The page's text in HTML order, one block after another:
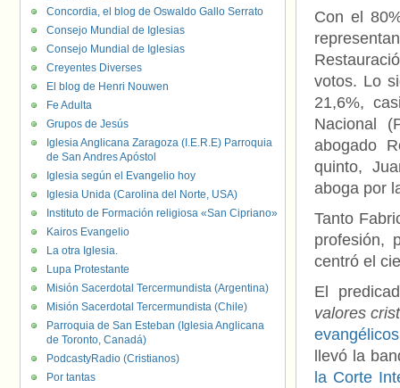
Con el
votos. Lo
21,6%,
Nacional
abogado
quinto,
aboga por
Tanto
profesión,
centró el
El
valores
llevó la
la Corte
Concordia, el blog de Oswaldo Gallo Serrato
Consejo Mundial de Iglesias
Consejo Mundial de Iglesias
Creyentes Diverses
El blog de Henri Nouwen
Fe Adulta
Grupos de Jesús
Iglesia Anglicana Zaragoza (I.E.R.E) Parroquia
de San Andres Apóstol
Iglesia según el Evangelio hoy
Iglesia Unida (Carolina del Norte, USA)
Instituto de Formación religiosa «San Cipriano»
Kairos Evangelio
La otra Iglesia.
Lupa Protestante
Misión Sacerdotal Tercermundista (Argentina)
Misión Sacerdotal Tercermundista (Chile)
Parroquia de San Esteban (Iglesia Anglicana
de Toronto, Canadá)
PodcastyRadio (Cristianos)
Por tantas